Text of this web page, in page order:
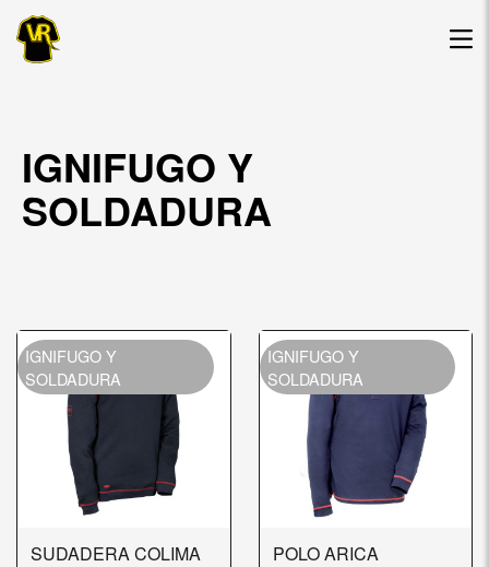
IGNIFUGO Y
SOLDADURA
IGNIFUGO Y
SOLDADURA
SUDADERA COLIMA
IGNIFUGO Y
SOLDADURA
POLO ARICA